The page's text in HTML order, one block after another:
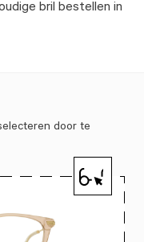
bril bestellen in
door te